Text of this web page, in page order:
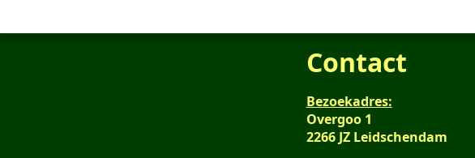
Contact
Bezoekadres:
Overgoo 1
2266 JZ Leidschendam